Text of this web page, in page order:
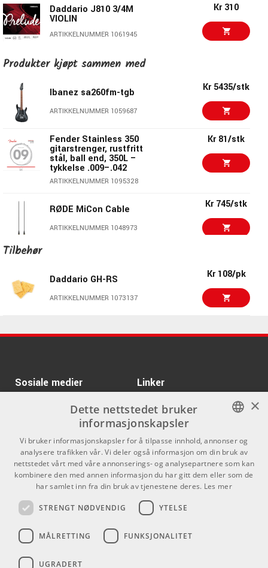
Daddario J810 3/4M
VIOLIN
ARTIKKELNUMMER 1061945
Kr 310
Daddario J810 1/2M
VIOLIN
Daddario J1010 1/8M
ARTIKKELNUMMER 1061937
Kr 999/pk
IBANEZ GSR205BK Kr 4275/stk
SPB
Kr 6565/stk
Mandolin F-style
ARTIKKELNUMMER 1080750
Kr 4375/stk
Produkter kjøpt sammen med
Ibanez sa260fm-tgb
ARTIKKELNUMMER 1059687
Kr 5435/stk
Fender Stainless 350
gitarstrenger, rustfritt
stål, ball end, 350L –
tykkelse .009–.042
ARTIKKELNUMMER 1095328
Kr 81/stk
RØDE MiCon Cable
ARTIKKELNUMMER 1048973
Kr 745/stk
ARTIKKELNUMMER 1080703
ARTIKKELNUMMER 1008234
Kr 249/par
ARTIKKELNUMMER 1006123
Daddario J1010 1/2M
ARTIKKELNUMMER 1061935
Kr 999/pk
Ortega RMF30-WB
Mandolin F-style
ARTIKKELNUMMER 1080750
Kr 4375/stk
Tilbehør
Daddario GH-RS
ARTIKKELNUMMER 1073137
Kr 108/pk
Sosiale medier Linker
Om Oss
Kontakt oss
Kjøpsvilkår
Butikken
Varemerker
NORWEGIAN
×
Dette nettstedet bruker
informasjonskapsler
Vi bruker informasjonskapsler for å tilpasse innhold, annonser og
analysere trafikken vår. Vi deler også informasjon om din bruk av
nettstedet vårt med våre annonserings- og analysepartnere som kan
kombinere den med annen informasjon du har gitt dem eller som de
har samlet inn fra din bruk av tjenestene deres. Les mer
STRENGT NØDVENDIG YTELSE
MÅLRETTING FUNKSJONALITET
UGRADERT